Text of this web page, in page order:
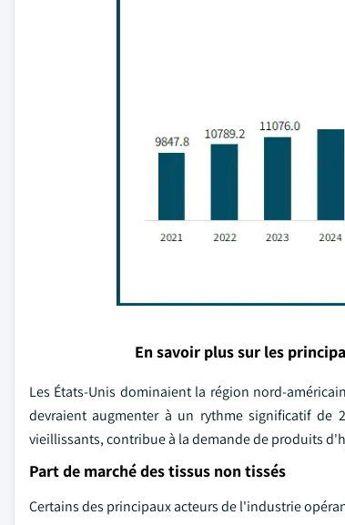
En savoir plus sur les
Les États-Unis dominaient la région nord-
devraient augmenter à un rythme significatif de
vieillissants, contribue à la demande de produits
Part de marché des tissus non tissés
Certains des principaux acteurs de l'industrie